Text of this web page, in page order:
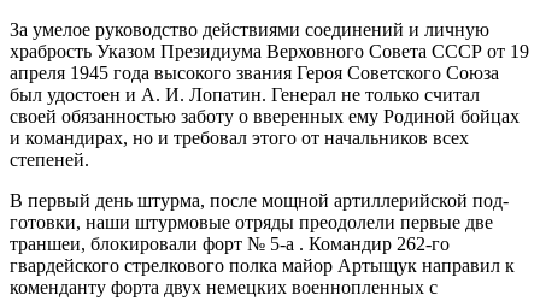
За умелое руководство действиями соединений и лич­ную
храбрость Указом Президиума Верхов­ного Совета СССР от 19
апреля 1945 года высокого звания Героя Советского Союза
был удостоен и А. И. Лопатин. Генерал не только считал
своей обязанно­стью заботу о вверенных ему Родиной бой­цах
и командирах, но и требовал этого от начальников всех
степеней.
В первый день штурма, после мощной артиллерийской под­
готовки, наши штурмовые отряды преодоле­ли первые две
траншеи, блокировали форт № 5-а . Командир 262-го
гвардейского стрел­кового полка майор Артыщук направил к
коменданту форта двух немецких военно­пленных с